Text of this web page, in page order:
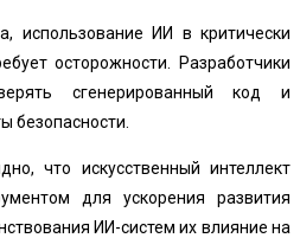
использование ИИ в критически
осторожности. Разработчики
сгенерированный код и
безопасности.
что искусственный интеллект
для ускорения развития
ИИ-систем их влияние на